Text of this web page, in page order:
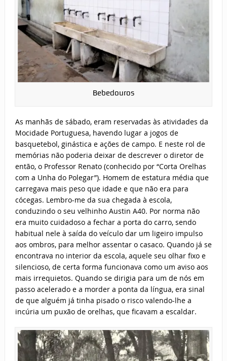
Bebedouros
As manhãs de sábado, eram reservadas às atividades da
Mocidade Portuguesa, havendo lugar a jogos de
basquetebol, ginástica e ações de campo. E neste rol de
memórias não poderia deixar de descrever o diretor de
então, o Professor Renato (conhecido por “Corta Orelhas
com a Unha do Polegar”). Homem de estatura média que
carregava mais peso que idade e que não era para
cócegas. Lembro-me da sua chegada à escola,
conduzindo o seu velhinho Austin A40. Por norma não
era muito cuidadoso a fechar a porta do carro, sendo
habitual nele à saída do veículo dar um ligeiro impulso
aos ombros, para melhor assentar o casaco. Quando já se
encontrava no interior da escola, aquele seu olhar fixo e
silencioso, de certa forma funcionava como um aviso aos
mais irrequietos. Quando se dirigia para um de nós em
passo acelerado e a morder a ponta da língua, era sinal
de que alguém já tinha pisado o risco valendo-lhe a
incúria um puxão de orelhas, que ficavam a escaldar.